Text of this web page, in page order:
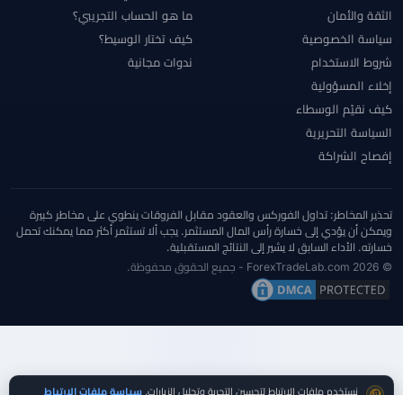
الثقة والأمان
سياسة الخصوصية
شروط الاستخدام
إخلاء المسؤولية
كيف نقيّم الوسطاء
السياسة التحريرية
إفصاح الشراكة
ما هو الحساب التجريبي؟
كيف تختار الوسيط؟
ندوات مجانية
تحذير المخاطر: تداول الفوركس والعقود مقابل الفروقات ينطوي على مخاطر كبيرة
ويمكن أن يؤدي إلى خسارة رأس المال المستثمر. يجب ألا تستثمر أكثر مما يمكنك تحمل
خسارته. الأداء السابق لا يشير إلى النتائج المستقبلية.
© 2026 ForexTradeLab.com - جميع الحقوق محفوظة.
موافقة ملفات تعريف الارتباط
نستخدم ملفات الارتباط لتحسين التجربة وتحليل الزيارات. سياسة ملفات الارتباط